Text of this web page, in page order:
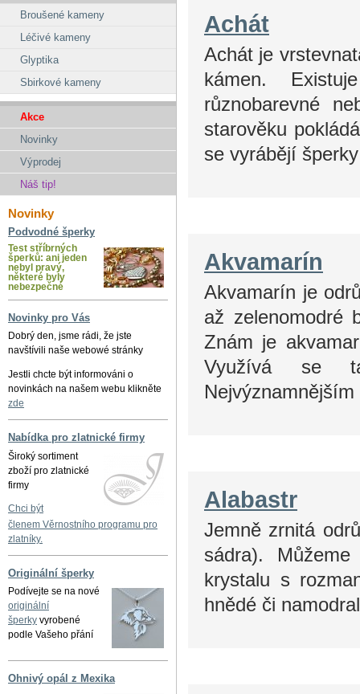
Broušené kameny
Léčivé kameny
Glyptika
Sbirkové kameny
Akce
Novinky
Výprodej
Náš tip!
Novinky
Podvodné šperky
Test stříbrných
šperků: ani jeden
nebyl pravý,
některé byly
nebezpečné
Novinky pro Vás
Dobrý den, jsme rádi, že jste
navštívili naše webowé stránky
Jestli chcte být informováni o
novinkách na našem webu klikněte
zde
Nabídka pro zlatnické firmy
Široký sortiment
zboží pro zlatnické
firmy
Chci být
členem Věrnostního programu pro
zlatníky.
Originální šperky
Podívejte se na nové
originální
šperky vyrobené
podle Vašeho přání
Ohnivý opál z Mexika
Achát
Achát je
kámen.
různobarevné
starověku
se vyrábějí
Akvamarín
Akvamarín je
až zelenomodré
Znám je
Využívá se
Alabastr
Jemně zrnitá
sádra).
krystalu s
hnědé či